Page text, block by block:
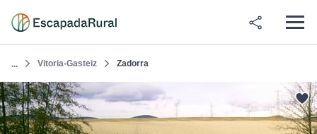
... Vitoria-Gasteiz Zadorra